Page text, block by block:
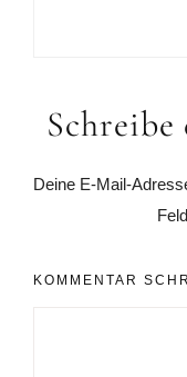
Deine E-Mail-
KOMMENTAR